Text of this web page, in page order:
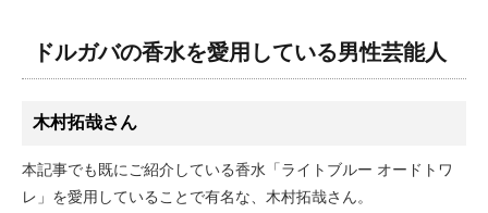
ドルガバの香水を愛用している男性芸能人
木村拓哉さん
本記事でも既にご紹介している香水「ライトブルー オードトワ
レ」を愛用していることで有名な、木村拓哉さん。